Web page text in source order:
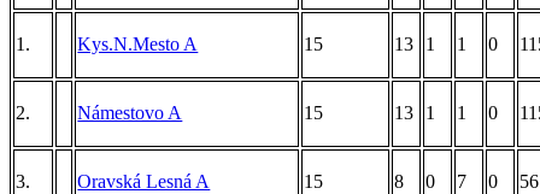
1. Kys.N.Mesto A 15 13 1 1 0
2. Námestovo A 15 13 1 1 0
3. Oravská Lesná A 15 8 0 7 0